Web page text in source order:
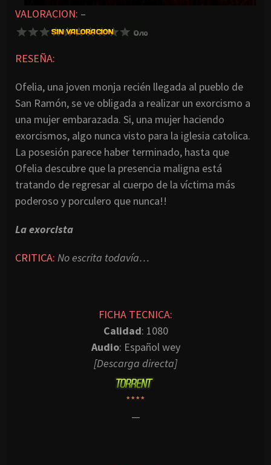
VALORACION: –
RESEÑA:
Ofelia, una joven monja recién llegada al pueblo de
San Ramón, se ve obligada a realizar un exorcismo a
una mujer embarazada. Si, una mujer haciendo
exorcismos, algo nunca visto para la iglesia catolica.
La posesión parece haber terminado, hasta que
Ofelia descubre que la presencia maligna está
tratando de regresar al cuerpo de la víctima más
poderoso y porculero que nunca!!
La exorcista
CRITICA: No escrita todavía…
FICHA TECNICA:
Calidad: 1080
Audio: Español wey
[Descarga directa]
****
—